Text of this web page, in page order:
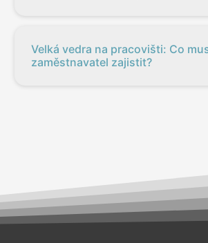
Velká vedra na pracovišti: Co
zaměstnavatel zajistit?